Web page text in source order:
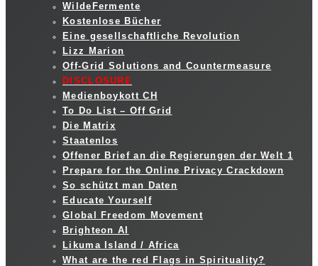
WildeFermente
Kostenlose Bücher
Eine gesellschaftliche Revolution
Lizz Marion
Off-Grid Solutions and Countermeasure
DISCLOSURE
Medienboykott CH
To Do List – Off Grid
Die Matrix
Staatenlos
Offener Brief an die Regierungen der Welt 1
Prepare for the Online Privacy Crackdown
So schützt man Daten
Educate Yourself
Global Freedom Movement
Brighteon AI
Likuma Island / Africa
What are the red Flags in Spirituality?